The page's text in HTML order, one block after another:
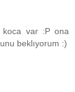
koca var :P ona
beklıyorum :)